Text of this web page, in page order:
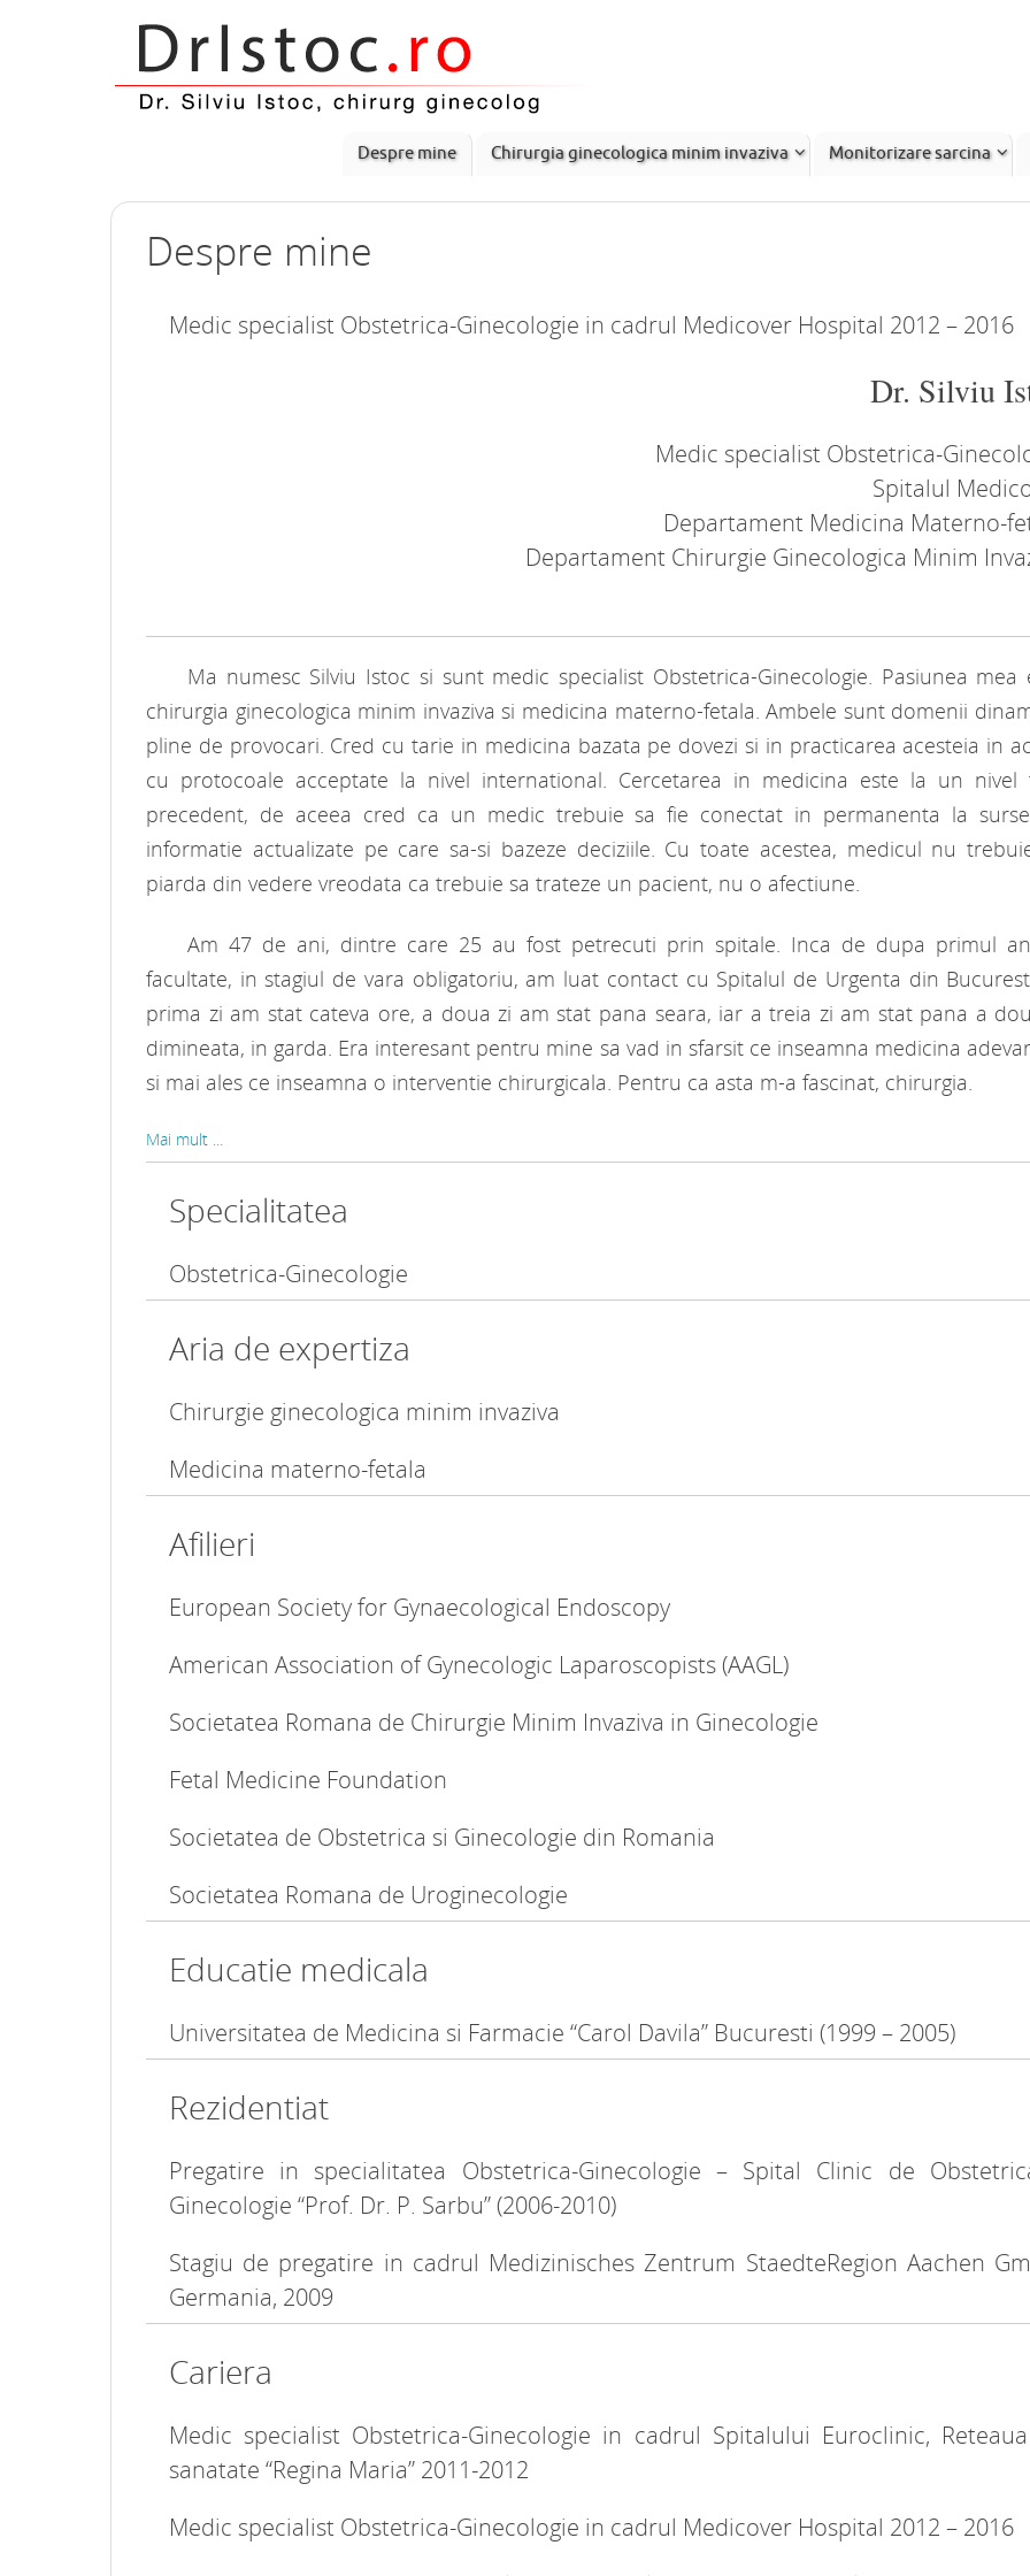
Despre mine Chirurgia ginecologica minim invaziva Monitorizare sarcina
Despre mine
Medic specialist Obstetrica-Ginecologie in cadrul Medicover Hospital 2012 – 2016
Dr. Silviu
Medic specialist Obstetrica-
Spitalul
Departament Medicina Materno-
Departament Chirurgie Ginecologica Minim
Ma numesc Silviu Istoc si sunt medic specialist Obstetrica-Ginecologie. Pasiunea mea
chirurgia ginecologica minim invaziva si medicina materno-fetala. Ambele sunt domenii
pline de provocari. Cred cu tarie in medicina bazata pe dovezi si in practicarea acesteia in
cu protocoale acceptate la nivel international. Cercetarea in medicina este la un nivel
precedent, de aceea cred ca un medic trebuie sa fie conectat in permanenta la
informatie actualizate pe care sa-si bazeze deciziile. Cu toate acestea, medicul nu
piarda din vedere vreodata ca trebuie sa trateze un pacient, nu o afectiune.
Am 47 de ani, dintre care 25 au fost petrecuti prin spitale. Inca de dupa primul
facultate, in stagiul de vara obligatoriu, am luat contact cu Spitalul de Urgenta din
prima zi am stat cateva ore, a doua zi am stat pana seara, iar a treia zi am stat pana a
dimineata, in garda. Era interesant pentru mine sa vad in sfarsit ce inseamna medicina
si mai ales ce inseamna o interventie chirurgicala. Pentru ca asta m-a fascinat, chirurgia.
Mai mult ...
Specialitatea
Obstetrica-Ginecologie
Aria de expertiza
Chirurgie ginecologica minim invaziva
Medicina materno-fetala
Afilieri
European Society for Gynaecological Endoscopy
American Association of Gynecologic Laparoscopists (AAGL)
Societatea Romana de Chirurgie Minim Invaziva in Ginecologie
Fetal Medicine Foundation
Societatea de Obstetrica si Ginecologie din Romania
Societatea Romana de Uroginecologie
Educatie medicala
Universitatea de Medicina si Farmacie “Carol Davila” Bucuresti (1999 – 2005)
Rezidentiat
Pregatire in specialitatea Obstetrica-Ginecologie – Spital Clinic de
Ginecologie “Prof. Dr. P. Sarbu” (2006-2010)
Stagiu de pregatire in cadrul Medizinisches Zentrum StaedteRegion Aachen
Germania, 2009
Cariera
Medic specialist Obstetrica-Ginecologie in cadrul Spitalului Euroclinic,
sanatate “Regina Maria” 2011-2012
Medic specialist Obstetrica-Ginecologie in cadrul Medicover Hospital 2012 – 2016